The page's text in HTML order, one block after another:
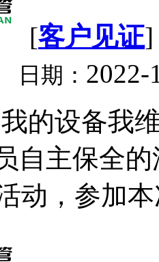
[客户见证
日期： 2022-
的设备我
自主保全
动，参加